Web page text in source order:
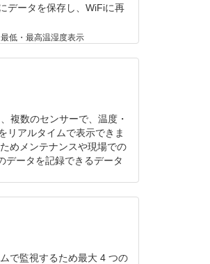
データを保存し、WiFiに再
低・最高温湿度表示
複数のセンサーで、温度・
リアルタイムで表示できま
めメンテナンスや現場での
データを記録できるデータ
で監視するため最大 4 つの